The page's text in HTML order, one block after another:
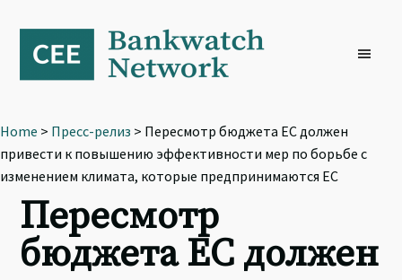
primary
navigation
content
footer
Home > Пресс-релиз > Пересмотр бюджета ЕС должен
привести к повышению эффективности мер по борьбе с
изменением климата, которые предпринимаются ЕС
Пересмотр
бюджета ЕС должен